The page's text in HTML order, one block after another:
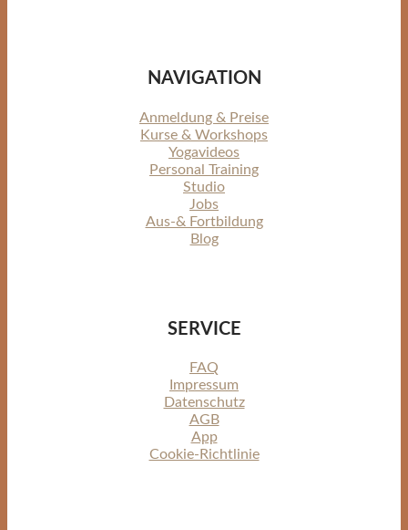
NAVIGATION
Anmeldung & Preise
Kurse & Workshops
Yogavideos
Personal Training
Studio
Jobs
Aus-& Fortbildung
Blog
SERVICE
FAQ
Impressum
Datenschutz
AGB
App
Cookie-Richtlinie